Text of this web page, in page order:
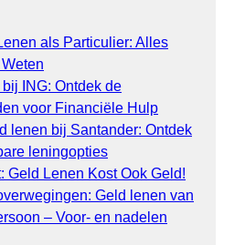
als Particulier: Alles
ING: Ontdek de
voor Financiële Hulp
lenen bij Santander: Ontdek
leningopties
Geld Lenen Kost Ook Geld!
Geld lenen van
– Voor- en nadelen